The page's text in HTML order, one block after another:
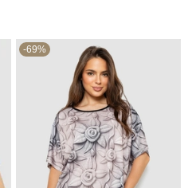
-69%